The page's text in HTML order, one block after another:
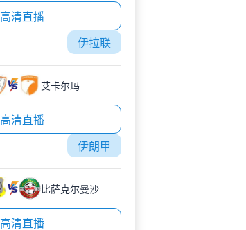
高清直播
伊拉联
艾卡尔玛
高清直播
伊朗甲
比萨克尔曼沙
高清直播